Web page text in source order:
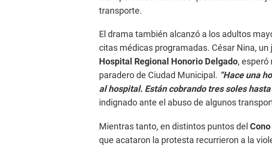
transporte.
El drama también alcanzó a los adultos
citas médicas programadas. César Nina, un
Hospital Regional Honorio Delgado, esperó
paradero de Ciudad Municipal. “Hace una
al hospital. Están cobrando tres soles hasta
indignado ante el abuso de algunos
Mientras tanto, en distintos puntos del
que acataron la protesta recurrieron a la